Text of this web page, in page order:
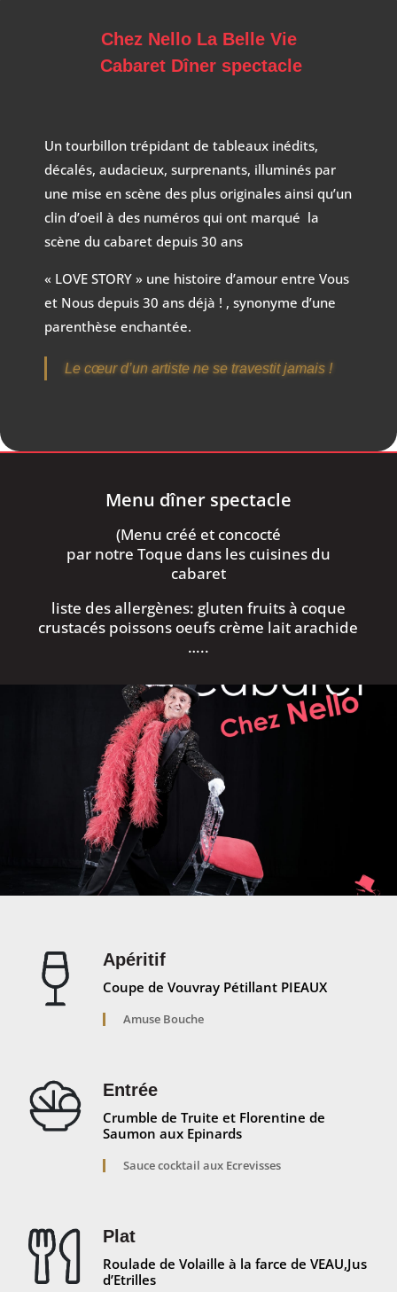
Chez Nello La Belle Vie
Cabaret Dîner spectacle
Un tourbillon trépidant de tableaux inédits,
décalés, audacieux, surprenants, illuminés par
une mise en scène des plus originales ainsi qu’un
clin d’oeil à des numéros qui ont marqué la
scène du cabaret depuis 30 ans
« LOVE STORY » une histoire d’amour entre Vous
et Nous depuis 30 ans déjà ! , synonyme d’une
parenthèse enchantée.
Le cœur d’un artiste ne se travestit jamais !
Menu dîner spectacle
(Menu créé et concocté
par notre Toque dans les cuisines du
cabaret
liste des allergènes: gluten fruits à coque
crustacés poissons oeufs crème lait arachide
…..
Apéritif
Coupe de Vouvray Pétillant PIEAUX
Amuse Bouche
Entrée
Crumble de Truite et Florentine de
Saumon aux Epinards
Sauce cocktail aux Ecrevisses
Plat
Roulade de Volaille à la farce de VEAU,Jus
d’Etrilles